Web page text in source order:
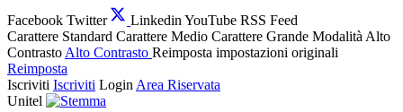
Facebook Twitter Linkedin YouTube RSS Feed
Carattere Standard Carattere Medio Carattere Grande Modalità Alto
Contrasto Alto Contrasto Reimposta impostazioni originali
Reimposta
Iscriviti Iscriviti Login Area Riservata
Unitel